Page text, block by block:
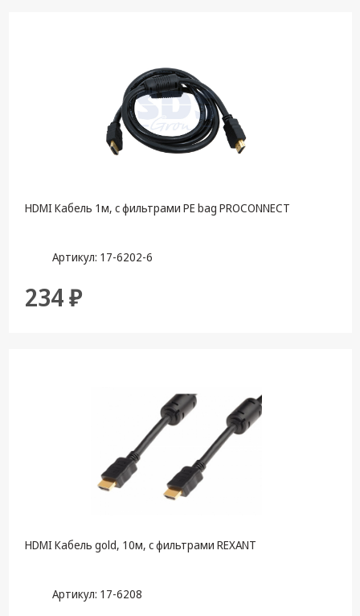
HDMI Кабель 1м, с фильтрами PE bag PROCONNECT
Артикул: 17-6202-6
234 ₽
HDMI Кабель gold, 10м, с фильтрами REXANT
Артикул: 17-6208